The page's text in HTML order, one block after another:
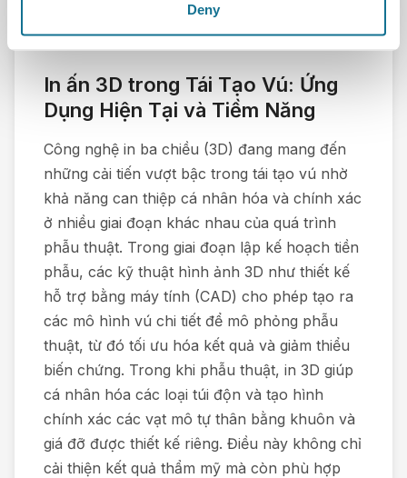
Deny
In ấn 3D trong Tái Tạo Vú: Ứng
Dụng Hiện Tại và Tiềm Năng
Công nghệ in ba chiều (3D) đang mang đến
những cải tiến vượt bậc trong tái tạo vú nhờ
khả năng can thiệp cá nhân hóa và chính xác
ở nhiều giai đoạn khác nhau của quá trình
phẫu thuật. Trong giai đoạn lập kế hoạch tiền
phẫu, các kỹ thuật hình ảnh 3D như thiết kế
hỗ trợ bằng máy tính (CAD) cho phép tạo ra
các mô hình vú chi tiết để mô phỏng phẫu
thuật, từ đó tối ưu hóa kết quả và giảm thiểu
biến chứng. Trong khi phẫu thuật, in 3D giúp
cá nhân hóa các loại túi độn và tạo hình
chính xác các vạt mô tự thân bằng khuôn và
giá đỡ được thiết kế riêng. Điều này không chỉ
cải thiện kết quả thẩm mỹ mà còn phù hợp